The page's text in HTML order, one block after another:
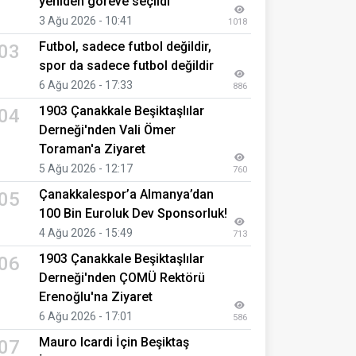
3 Ağu 2026 - 10:41 1018
Futbol, sadece futbol değildir,
spor da sadece futbol değildir
6 Ağu 2026 - 17:33 886
1903 Çanakkale Beşiktaşlılar
Derneği'nden Vali Ömer
Toraman'a Ziyaret
5 Ağu 2026 - 12:17 760
Çanakkalespor’a Almanya’dan
100 Bin Euroluk Dev Sponsorluk!
4 Ağu 2026 - 15:49 713
1903 Çanakkale Beşiktaşlılar
Derneği'nden ÇOMÜ Rektörü
Erenoğlu'na Ziyaret
6 Ağu 2026 - 17:01 586
Mauro Icardi İçin Beşiktaş